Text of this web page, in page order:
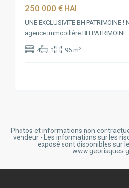
250 000 € HAI
UNE EXCLUSIVITE BH PATRIMOINE
agence immobilière BH PATRIMOINE
4 1 96 m2
Photos et informations non
vendeur - Les informations sur les
exposé sont disponibles sur